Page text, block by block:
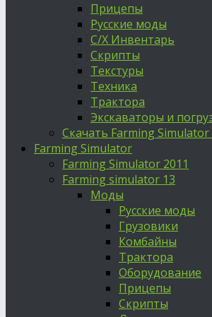
Прицепы
Русские моды
С/Х Инвентарь
Скрипты
Текстуры
Техника
Трактора
Экскаваторы и
Скачать Farming Simulator
Farming Simulator
Farming Simulator 2011
Farming simulator 13
Моды
Русские моды
Грузовики
Комбайны
Трактора
Оборудование
Прицепы
Скрипты